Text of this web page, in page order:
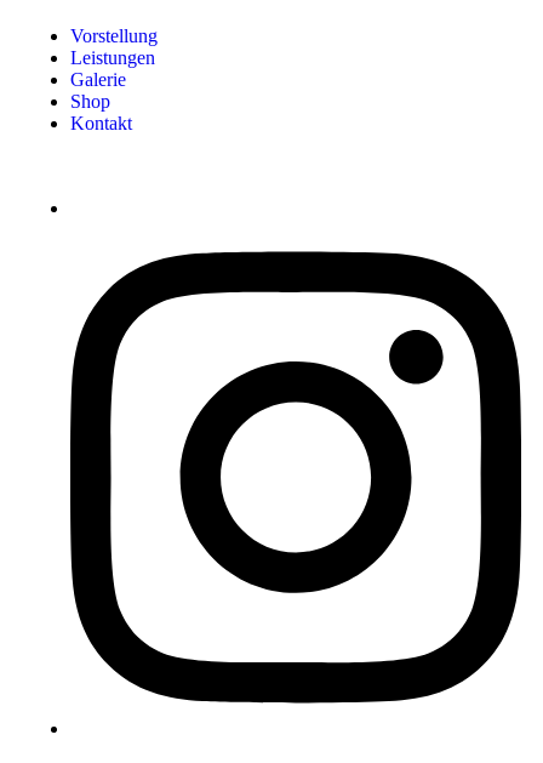
Vorstellung
Leistungen
Galerie
Shop
Kontakt